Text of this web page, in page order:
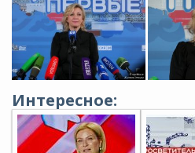
Интересное: